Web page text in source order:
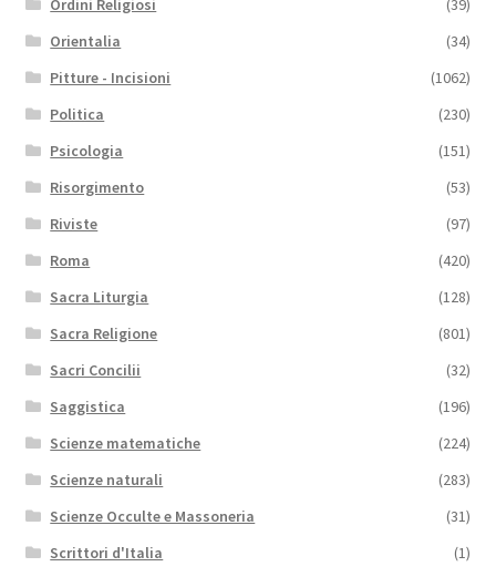
Ordini Religiosi
(39)
Orientalia
(34)
Pitture - Incisioni
(1062)
Politica
(230)
Psicologia
(151)
Risorgimento
(53)
Riviste
(97)
Roma
(420)
Sacra Liturgia
(128)
Sacra Religione
(801)
Sacri Concilii
(32)
Saggistica
(196)
Scienze matematiche
(224)
Scienze naturali
(283)
Scienze Occulte e Massoneria
(31)
Scrittori d'Italia
(1)